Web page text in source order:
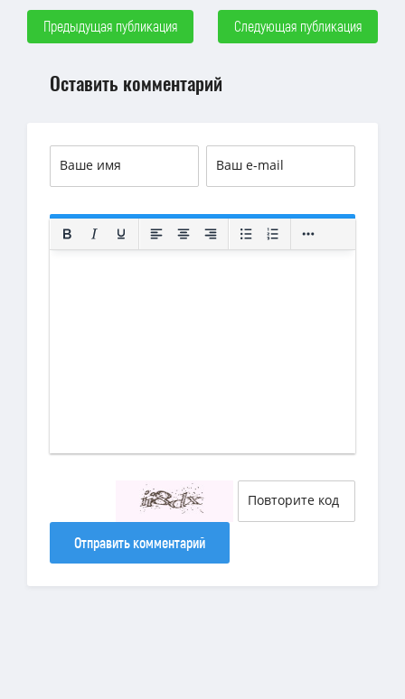
Предыдущая публикация Следующая публикация
Оставить комментарий
Отправить комментарий